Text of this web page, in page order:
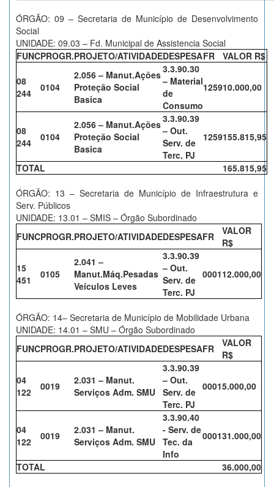
ÓRGÃO: 09 – Secretaria de Município de Desenvolvimento
Social
UNIDADE: 09.03 – Fd. Municipal de Assistencia Social
FUNCPROGR.PROJETO/ATIVIDADEDESPESAFR VALOR R$
08
244
0104
2.056 – Manut.Ações
Proteção Social
Basica
3.3.90.30
– Material
de
Consumo
125910.000,00
08
244
0104
2.056 – Manut.Ações
Proteção Social
Basica
3.3.90.39
– Out.
Serv. de
Terc. PJ
1259155.815,95
TOTAL 165.815,95
ÓRGÃO: 13 – Secretaria de Município de Infraestrutura e
Serv. Públicos
UNIDADE: 13.01 – SMIS – Órgão Subordinado
FUNCPROGR.PROJETO/ATIVIDADEDESPESAFR
VALOR
R$
15
451
0105
2.041 –
Manut.Máq.Pesadas
Veículos Leves
3.3.90.39
– Out.
Serv. de
Terc. PJ
000112.000,00
ÓRGÃO: 14– Secretaria de Município de Mobilidade Urbana
UNIDADE: 14.01 – SMU – Órgão Subordinado
FUNCPROGR.PROJETO/ATIVIDADEDESPESAFR
VALOR
R$
04
122
0019
2.031 – Manut.
Serviços Adm. SMU
3.3.90.39
– Out.
Serv. de
Terc. PJ
00015.000,00
04
122
0019
2.031 – Manut.
Serviços Adm. SMU
3.3.90.40
- Serv. de
Tec. da
Info
000131.000,00
TOTAL 36.000,00